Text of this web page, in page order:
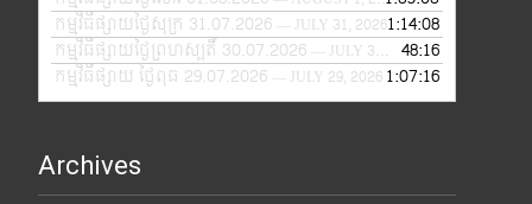
កម្មវិធីផ្សាយថ្ងៃសុក្រ 31.07.2026
— JULY 31, 20261:14:08
កម្មវិធីផ្សាយថ្ងៃព្រហស្បតិ៍ 30.07.2026
— JULY 30, 2026
48:16
កម្មវិធីផ្សាយ ថ្ងៃពុធ 29.07.2026
— JULY 29, 20261:07:16
Archives